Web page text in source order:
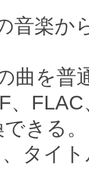
音楽か
曲を普
、
きる。
タイ